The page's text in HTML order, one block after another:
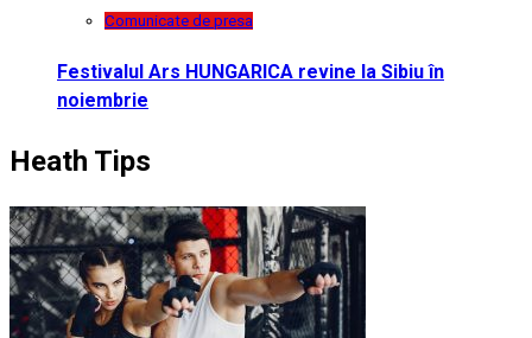
Comunicate de presa
Festivalul Ars HUNGARICA revine la Sibiu în
noiembrie
Heath Tips